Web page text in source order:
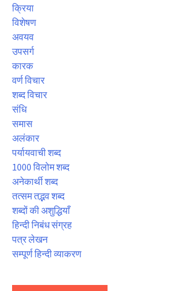
क्रिया
विशेषण
अवयव
उपसर्ग
कारक
वर्ण विचार
शब्द विचार
संधि
समास
अलंकार
पर्यायवाची शब्द
1000 विलोम शब्द
अनेकार्थी शब्द
तत्सम तद्भव शब्द
शब्दों की अशुद्धियाँ
हिन्दी निबंध संग्रह
पत्र लेखन
सम्पूर्ण हिन्दी व्याकरण